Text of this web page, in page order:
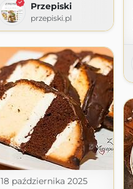
Przepiski
przepiski.pl
18 października 2025